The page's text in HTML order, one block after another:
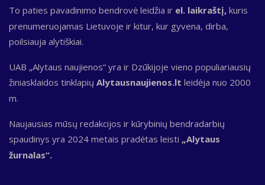
To paties pavadinimo bendrovė leidžia ir el. laikraštį, kuris
prenumeruojamas Lietuvoje ir kitur, kur gyvena, dirba,
poilsiauja alytiškiai.
UAB „Alytaus naujienos“ yra ir Dzūkijoje vieno populiariausių
žiniasklaidos tinklapių Alytausnaujienos.lt leidėja nuo 2000
m.
Naujausias mūsų redakcijos ir kūrybinių bendradarbių
spaudinys yra 2024 metais pradėtas leisti „Alytaus
žurnalas“.